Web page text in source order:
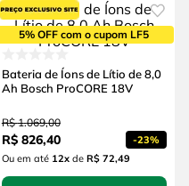
5% OFF com o cupom LF5
Bateria de Íons de Lítio de 8,0
Ah Bosch ProCORE 18V
R$ 1.069,00
R$ 826,40 -23%
Ou em até 12xde R$ 72,49